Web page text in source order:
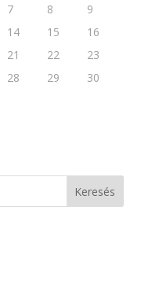
7 8
9
14 15
16
21 22
23
28 29
30